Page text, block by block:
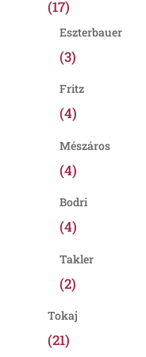
(17)
Eszterbauer
(3)
Fritz
(4)
Mészáros
(4)
Bodri
(4)
Takler
(2)
Tokaj
(21)